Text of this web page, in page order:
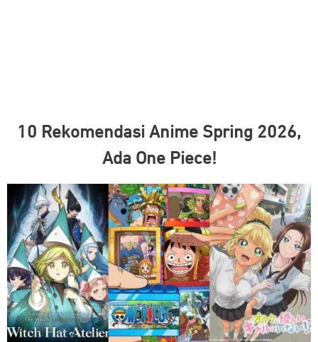
10 Rekomendasi Anime Spring 2026,
Ada One Piece!